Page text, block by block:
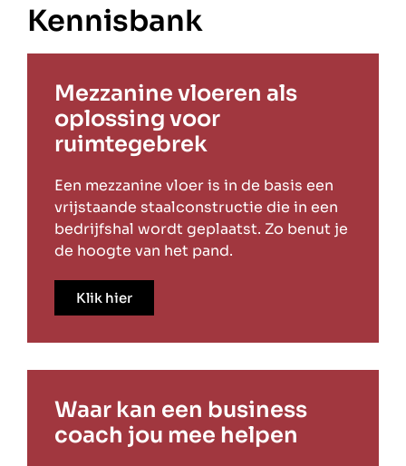
Kennisbank
Mezzanine vloeren als
oplossing voor
ruimtegebrek
Een mezzanine vloer is in de basis een
vrijstaande staalconstructie die in een
bedrijfshal wordt geplaatst. Zo benut je
de hoogte van het pand.
Klik hier
Waar kan een business
coach jou mee helpen